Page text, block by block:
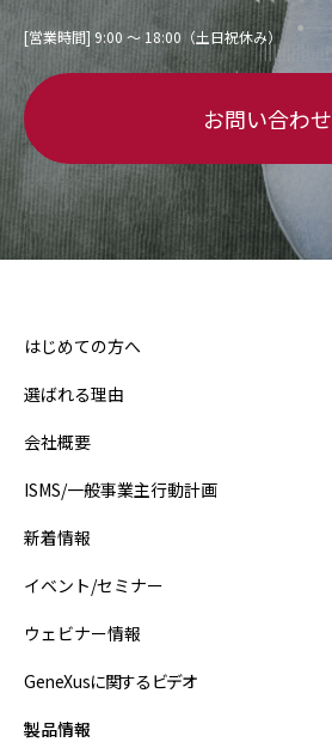
[営業時間] 9:00 〜 18:00（土日祝休み）
お問い合わせ
はじめての方へ
選ばれる理由
会社概要
ISMS/一般事業主行動計画
新着情報
イベント/セミナー
ウェビナー情報
GeneXusに関するビデオ
製品情報